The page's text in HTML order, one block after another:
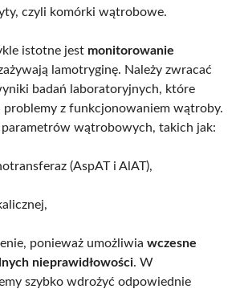
czyli komórki wątrobowe.
istotne jest monitorowanie
lamotryginę. Należy zwracać
badań laboratoryjnych, które
problemy z funkcjonowaniem wątroby.
parametrów wątrobowych, takich jak:
(AspAT i AlAT),
ponieważ umożliwia wczesne
nieprawidłowości. W
szybko wdrożyć odpowiednie